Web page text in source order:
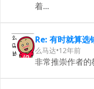
着...
Re: 有时就算选
么马达•12年前
非常推崇作者的